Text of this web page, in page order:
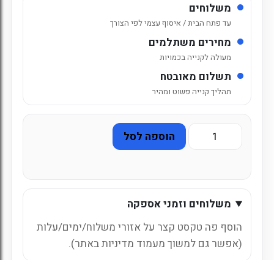
משלוחים
עד פתח הבית / איסוף עצמי לפי הצורך
מחירים משתלמים
מעולה לקנייה בכמויות
תשלום מאובטח
תהליך קנייה פשוט ומהיר
ליטר
הוספה לסל
משלוחים וזמני אספקה
הוסף פה טקסט קצר על אזורי משלוח/ימים/עלות
(אפשר גם למשוך מעמוד מדיניות באתר).